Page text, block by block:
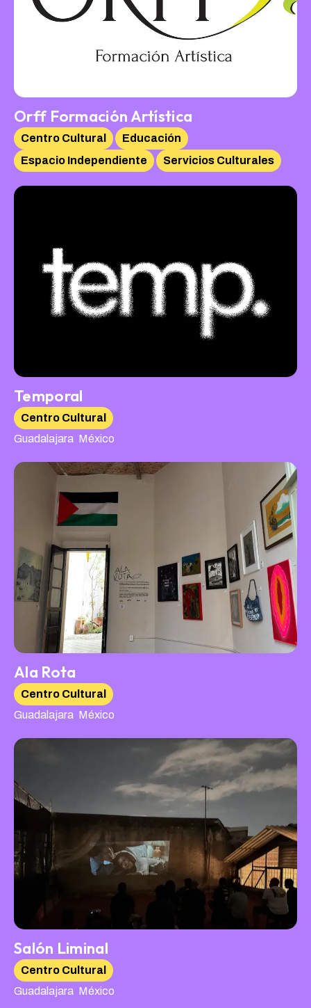
Orff Formación Artística
Centro Cultural
Educación
Espacio Independiente
Servicios Culturales
Temporal
Centro Cultural
Guadalajara México
Ala Rota
Centro Cultural
Guadalajara México
Salón Liminal
Centro Cultural
Guadalajara México